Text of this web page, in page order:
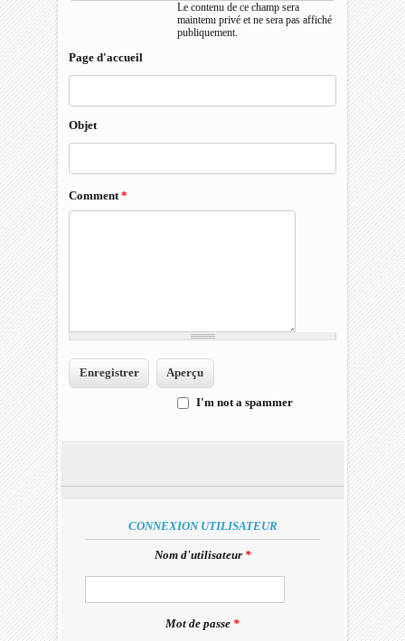
Le contenu de ce champ sera
maintenu privé et ne sera pas affiché
publiquement.
Page d'accueil
Objet
Comment*
I'm not a spammer
CONNEXION UTILISATEUR
Nom d'utilisateur *
Mot de passe *